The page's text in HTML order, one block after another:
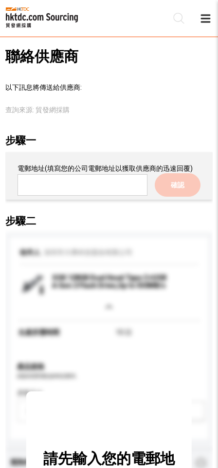
聯絡供應商
以下訊息將傳送給供應商:
查詢來源: 貿發網採購
步驟一
電郵地址(填寫您的公司電郵地址以獲取供應商的迅速回覆)
確認
步驟二
收件人
SSK 128GB Dual Head Type C+USB
A Gen 2 Flash Drive,Up to 550MB/s
生產所需時間
產品規格
屏幕尺寸
查詢內容 *必須填寫
請先輸入您的電郵地